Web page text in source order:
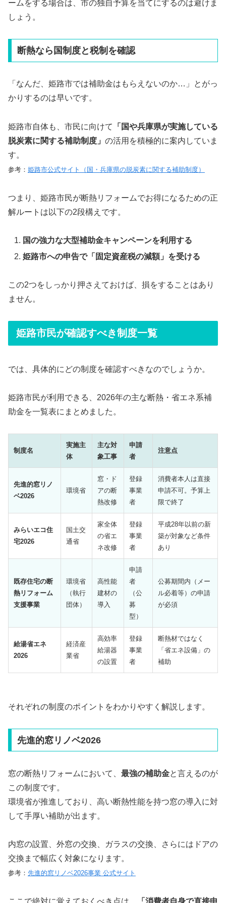
ームをする場合は、市の独自予算を当てにするのは避けま
しょう。
断熱なら国制度と税制を確認
「なんだ、姫路市では補助金はもらえないのか…」とがっ
かりするのは早いです。
姫路市自体も、市民に向けて
「国や兵庫県が実施している
脱炭素に関する補助制度」 の活用を積極的に案内していま
す。
参考： 姫路市公式サイト（国・兵庫県の脱炭素に関する補助制度）
つまり、姫路市民が断熱リフォームでお得になるための正
解ルートは以下の2段構えです。
国の強力な大型補助金キャンペーンを利用する
姫路市への申告で「固定資産税の減額」を受ける
この2つをしっかり押さえておけば、損をすることはあり
ません。
姫路市民が確認すべき制度一覧
では、具体的にどの制度を確認すべきなのでしょうか。
姫路市民が利用できる、2026年の主な断熱・省エネ系補
助金を一覧表にまとめました。
制度名
実施主
体
主な対
象工事
申請
者
注意点
先進的窓リノ
ベ2026
環境省
窓・ド
アの断
熱改修
登録
事業
者
消費者本人は直接
申請不可。予算上
限で終了
みらいエコ住
宅2026
国土交
通省
家全体
の省エ
ネ改修
登録
事業
者
平成28年以前の新
築が対象など条件
あり
既存住宅の断
熱リフォーム
支援事業
環境省
（執行
団体）
高性能
建材の
導入
申請
者
（公
募
型）
公募期間内（メー
ル必着等）の申請
が必須
給湯省エネ
2026
経済産
業省
高効率
給湯器
の設置
登録
事業
者
断熱材ではなく
「省エネ設備」の
補助
それぞれの制度のポイントをわかりやすく解説します。
先進的窓リノベ2026
窓の断熱リフォームにおいて、 最強の補助金と言えるのが
この制度です。
環境省が推進しており、高い断熱性能を持つ窓の導入に対
して手厚い補助が出ます。
内窓の設置、外窓の交換、ガラスの交換、さらにはドアの
交換まで幅広く対象になります。
参考： 先進的窓リノベ2026事業 公式サイト
ここで絶対に覚えておくべき点は、
「消費者自身で直接申